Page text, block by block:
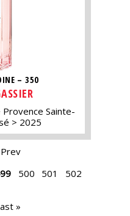
– 350
Sainte-
2025
Prev
500 501
502
»